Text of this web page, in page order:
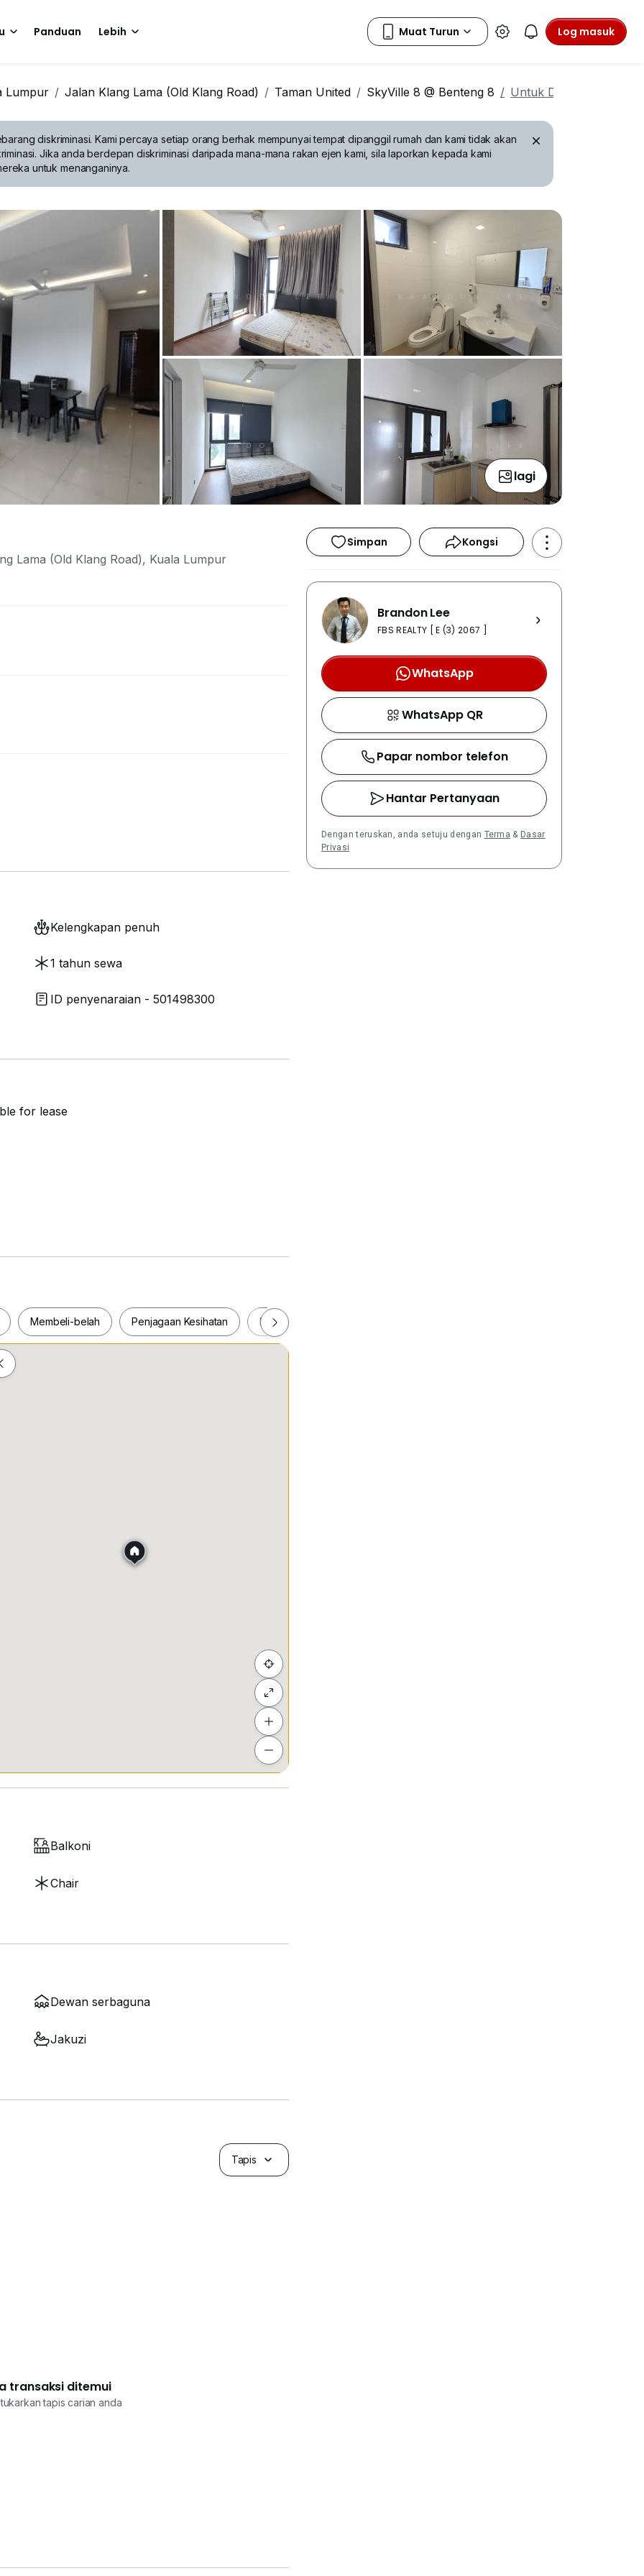
Panduan Lebih Log masuk
Lumpur Jalan Klang Lama (Old Klang Road) Taman United SkyVille 8 @ Benteng 8 Untuk Disewa
diskriminasi.Kami percaya setiap orang berhak mempunyai tempat dipanggil rumah dan kami tidak akan
Jika anda berdepan diskriminasi daripada mana-mana rakan ejen kami, sila laporkan kepada kami
untuk menanganinya.
lagi
Lama (Old Klang Road), Kuala Lumpur
Kelengkapan penuh
1 tahun sewa
ID penyenaraian - 501498300
for lease
a viewing appointment.
Membeli-belah Penjagaan Kesihatan Makanan & Minuman
Balkoni
Chair
Dewan serbaguna
Jakuzi
Tapis
transaksi ditemui
tapis carian anda
Simpan Kongsi
Brandon Lee
FBS REALTY [ E (3) 2067 ]
WhatsApp
WhatsApp QR
Papar nombor telefon
Hantar Pertanyaan
Dengan teruskan, anda setuju dengan Terma & Dasar
Privasi